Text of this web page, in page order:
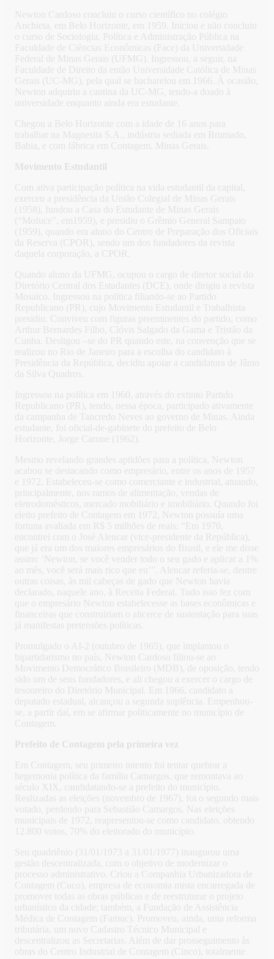
Newton Cardoso concluiu o curso científico no colégio
Anchieta, em Belo Horizonte, em 1959. Iniciou e não concluiu
o curso de Sociologia, Política e Administração Pública na
Faculdade de Ciências Econômicas (Face) da Universidade
Federal de Minas Gerais (UFMG). Ingressou, a seguir, na
Faculdade de Direito da então Universidade Católica de Minas
Gerais (UC-MG), pela qual se bacharelou em 1966. À ocasião,
Newton adquiriu a cantina da UC-MG, tendo-a doado à
universidade enquanto ainda era estudante.
Chegou a Belo Horizonte com a idade de 16 anos para
trabalhar na Magnesita S.A., indústria sediada em Brumado,
Bahia, e com fábrica em Contagem, Minas Gerais.
Movimento Estudantil
Com ativa participação política na vida estudantil da capital,
exerceu a presidência da União Colegial de Minas Gerais
(1958), fundou a Casa do Estudante de Minas Gerais
(“Mofuce”, em1959), e presidiu o Grêmio General Sampaio
(1959), quando era aluno do Centro de Preparação dos Oficiais
da Reserva (CPOR), sendo um dos fundadores da revista
daquela corporação, a CPOR.
Quando aluno da UFMG, ocupou o cargo de diretor social do
Diretório Central dos Estudantes (DCE), onde dirigiu a revista
Mosaico. Ingressou na política filiando-se ao Partido
Republicano (PR), cujo Movimento Estudantil e Trabalhista
presidiu. Conviveu com figuras preeminentes do partido, como
Arthur Bernardes Filho, Clóvis Salgado da Gama e Tristão da
Cunha. Desligou –se do PR quando este, na convenção que se
realizou no Rio de Janeiro para a escolha do candidato à
Presidência da República, decidiu apoiar a candidatura de Jânio
da Silva Quadros.
Ingressou na política em 1960, através do extinto Partido
Republicano (PR), tendo, nessa época, participado ativamente
da campanha de Tancredo Neves ao governo de Minas. Ainda
estudante, foi oficial-de-gabinete do prefeito de Belo
Horizonte, Jorge Carone (1962).
Mesmo revelando grandes aptidões para a política, Newton
acabou se destacando como empresário, entre os anos de 1957
e 1972. Estabeleceu-se como comerciante e industrial, atuando,
principalmente, nos ramos de alimentação, vendas de
eletrodomésticos, mercado mobiliário e imobiliário. Quando foi
eleito prefeito de Contagem em 1972, Newton possuía uma
fortuna avaliada em R$ 5 milhões de reais: “Em 1970,
encontrei com o José Alencar (vice-presidente da República),
que já era um dos maiores empresários do Brasil, e ele me disse
assim: ‘Newton, se você vender todo o seu gado e aplicar a 1%
ao mês, você será mais rico que eu’”. Alencar referia-se, dentre
outras coisas, às mil cabeças de gado que Newton havia
declarado, naquele ano, à Receita Federal. Tudo isso fez com
que o empresário Newton estabelecesse as bases econômicas e
financeiras que construiriam o alicerce de sustentação para suas
já manifestas pretensões políticas.
Promulgado o AI-2 (outubro de 1965), que implantou o
bipartidarismo no país, Newton Cardoso filiou-se ao
Movimento Democrático Brasileiro (MDB), de oposição, tendo
sido um de seus fundadores, e ali chegou a exercer o cargo de
tesoureiro do Diretório Municipal. Em 1966, candidato a
deputado estadual, alcançou a segunda suplência. Empenhou-
se, a partir daí, em se afirmar politicamente no município de
Contagem.
Prefeito de Contagem pela primeira vez
Em Contagem, seu primeiro intento foi tentar quebrar a
hegemonia política da família Camargos, que remontava ao
século XIX, candidatando-se a prefeito do município.
Realizadas as eleições (novembro de 1967), foi o segundo mais
votado, perdendo para Sebastião Camargos. Nas eleições
municipais de 1972, reapresentou-se como candidato, obtendo
12.800 votos, 70% do eleitorado do município.
Seu quadriênio (31/01/1973 a 31/01/1977) inaugurou uma
gestão descentralizada, com o objetivo de modernizar o
processo administrativo. Criou a Companhia Urbanizadora de
Contagem (Cuco), empresa de economia mista encarregada de
promover todas as obras públicas e de reestruturar o projeto
urbanístico da cidade; também, a Fundação de Assistência
Médica de Contagem (Famuc). Promoveu, ainda, uma reforma
tributária, um novo Cadastro Técnico Municipal e
descentralizou as Secretarias. Além de dar prosseguimento às
obras do Centro Industrial de Contagem (Cinco), totalmente